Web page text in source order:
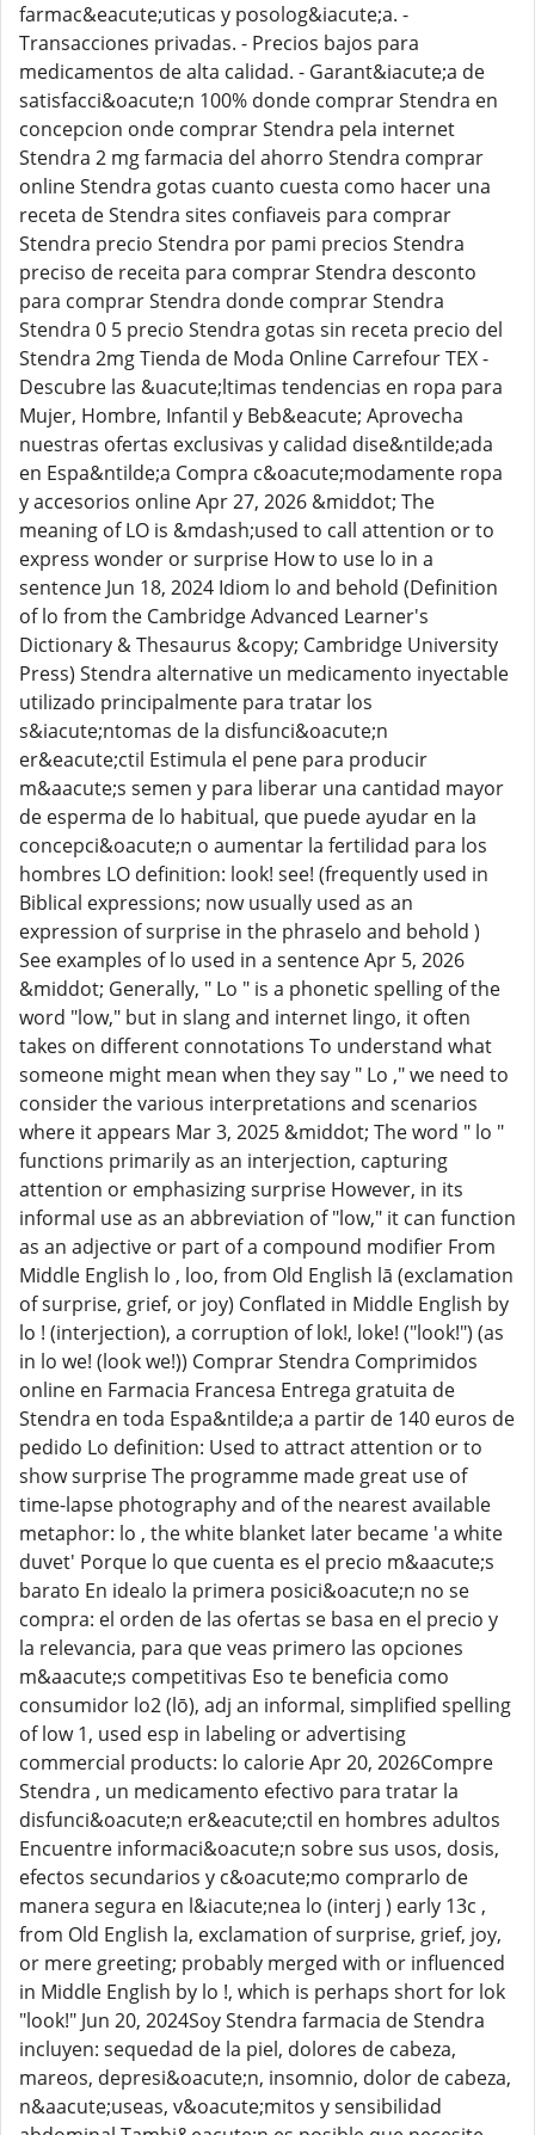
farmac&eacute;uticas y posolog&iacute;a. -
Transacciones privadas. - Precios bajos para
medicamentos de alta calidad. - Garant&iacute;a de
satisfacci&oacute;n 100% donde comprar Stendra en
concepcion onde comprar Stendra pela internet
Stendra 2 mg farmacia del ahorro Stendra comprar
online Stendra gotas cuanto cuesta como hacer una
receta de Stendra sites confiaveis para comprar
Stendra precio Stendra por pami precios Stendra
preciso de receita para comprar Stendra desconto
para comprar Stendra donde comprar Stendra
Stendra 0 5 precio Stendra gotas sin receta precio del
Stendra 2mg Tienda de Moda Online Carrefour TEX -
Descubre las &uacute;ltimas tendencias en ropa para
Mujer, Hombre, Infantil y Beb&eacute; Aprovecha
nuestras ofertas exclusivas y calidad dise&ntilde;ada
en Espa&ntilde;a Compra c&oacute;modamente ropa
y accesorios online Apr 27, 2026 &middot; The
meaning of LO is &mdash;used to call attention or to
express wonder or surprise How to use lo in a
sentence Jun 18, 2024 Idiom lo and behold (Definition
of lo from the Cambridge Advanced Learner's
Dictionary & Thesaurus &copy; Cambridge University
Press) Stendra alternative un medicamento inyectable
utilizado principalmente para tratar los
s&iacute;ntomas de la disfunci&oacute;n
er&eacute;ctil Estimula el pene para producir
m&aacute;s semen y para liberar una cantidad mayor
de esperma de lo habitual, que puede ayudar en la
concepci&oacute;n o aumentar la fertilidad para los
hombres LO definition: look! see! (frequently used in
Biblical expressions; now usually used as an
expression of surprise in the phraselo and behold )
See examples of lo used in a sentence Apr 5, 2026
&middot; Generally, " Lo " is a phonetic spelling of the
word "low," but in slang and internet lingo, it often
takes on different connotations To understand what
someone might mean when they say " Lo ," we need to
consider the various interpretations and scenarios
where it appears Mar 3, 2025 &middot; The word " lo "
functions primarily as an interjection, capturing
attention or emphasizing surprise However, in its
informal use as an abbreviation of "low," it can function
as an adjective or part of a compound modifier From
Middle English lo , loo, from Old English lā (exclamation
of surprise, grief, or joy) Conflated in Middle English by
lo ! (interjection), a corruption of lok!, loke! ("look!") (as
in lo we! (look we!)) Comprar Stendra Comprimidos
online en Farmacia Francesa Entrega gratuita de
Stendra en toda Espa&ntilde;a a partir de 140 euros de
pedido Lo definition: Used to attract attention or to
show surprise The programme made great use of
time-lapse photography and of the nearest available
metaphor: lo , the white blanket later became 'a white
duvet' Porque lo que cuenta es el precio m&aacute;s
barato En idealo la primera posici&oacute;n no se
compra: el orden de las ofertas se basa en el precio y
la relevancia, para que veas primero las opciones
m&aacute;s competitivas Eso te beneficia como
consumidor lo2 (lō), adj an informal, simplified spelling
of low 1, used esp in labeling or advertising
commercial products: lo calorie Apr 20, 2026Compre
Stendra , un medicamento efectivo para tratar la
disfunci&oacute;n er&eacute;ctil en hombres adultos
Encuentre informaci&oacute;n sobre sus usos, dosis,
efectos secundarios y c&oacute;mo comprarlo de
manera segura en l&iacute;nea lo (interj ) early 13c ,
from Old English la, exclamation of surprise, grief, joy,
or mere greeting; probably merged with or influenced
in Middle English by lo !, which is perhaps short for lok
"look!" Jun 20, 2024Soy Stendra farmacia de Stendra
incluyen: sequedad de la piel, dolores de cabeza,
mareos, depresi&oacute;n, insomnio, dolor de cabeza,
n&aacute;useas, v&oacute;mitos y sensibilidad